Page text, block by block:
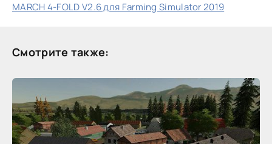
MARCH 4-FOLD V2.6 для Farming Simulator 2019
Смотрите также: